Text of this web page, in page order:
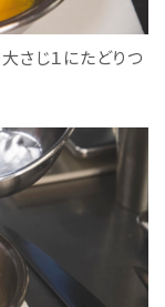
さじ１にたどりつ